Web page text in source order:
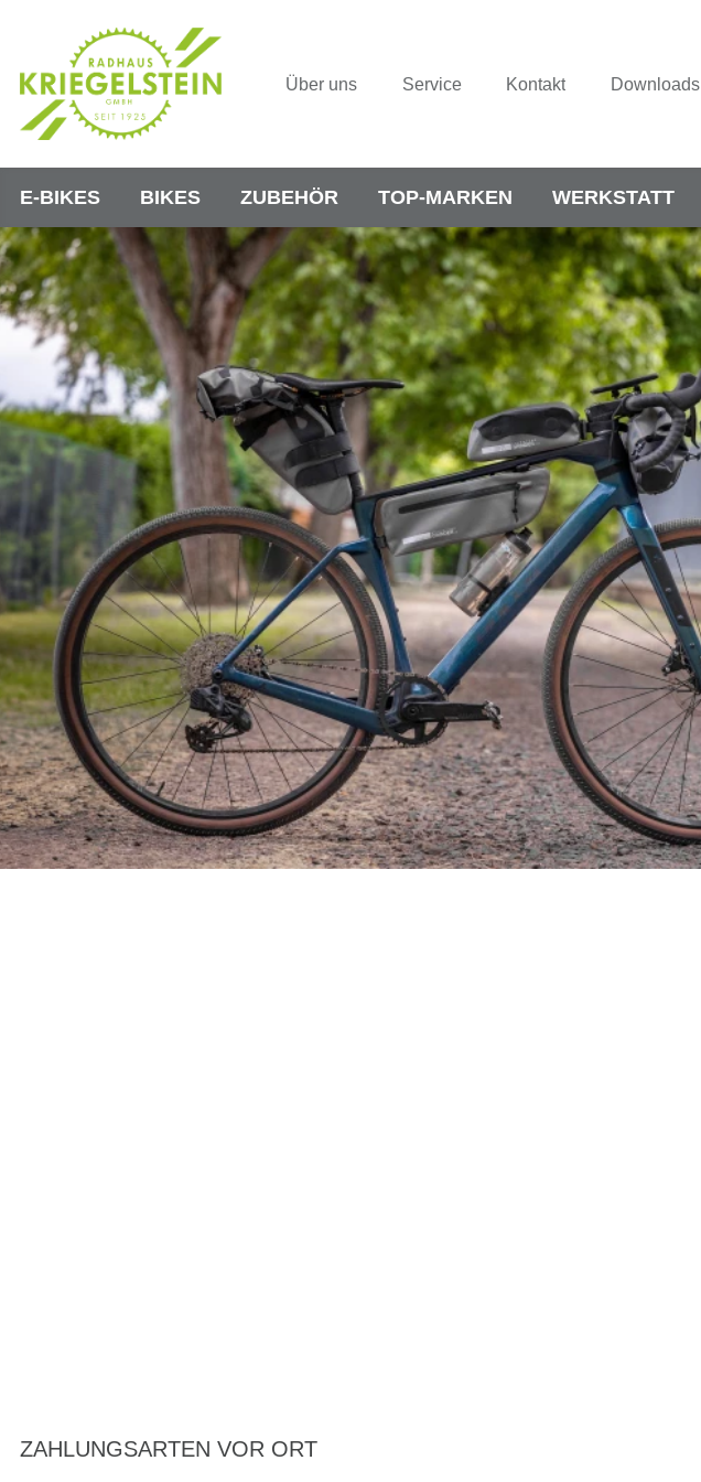
Über uns Service Kontakt Downloads
E-BIKES BIKES ZUBEHÖR TOP-MARKEN WERKSTATT
ZAHLUNGSARTEN VOR ORT